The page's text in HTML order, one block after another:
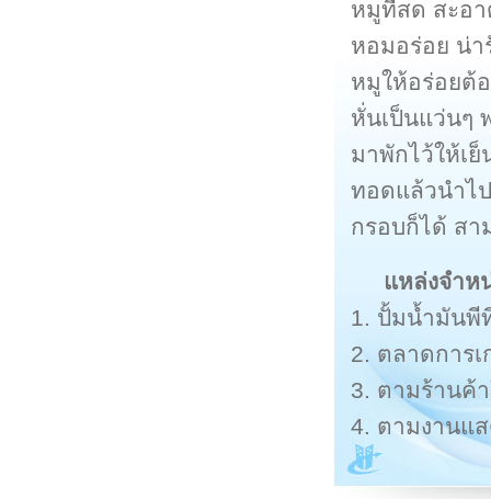
หมูที่สด สะอา
หอมอร่อย น่า
หมูให้อร่อยต้
หั่นเป็นแว่นๆ
มาพักไว้ให้เ
ทอดแล้วนำไ
กรอบก็ได้ สา
แหล่งจำ
1. ปั้มน้ำมันพี
2. ตลาดการ
3. ตามร้านค้
4. ตามงานแ